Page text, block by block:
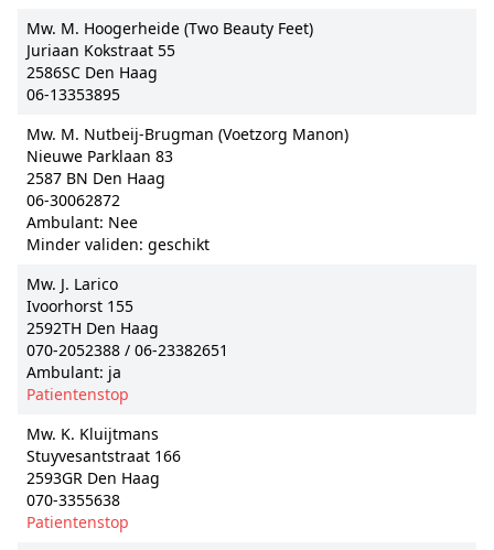
Mw. M. Hoogerheide (Two Beauty Feet)
Juriaan Kokstraat 55
2586SC Den Haag
06-13353895
Mw. M. Nutbeij-Brugman (Voetzorg Manon)
Nieuwe Parklaan 83
2587 BN Den Haag
06-30062872
Ambulant: Nee
Minder validen: geschikt
Mw. J. Larico
Ivoorhorst 155
2592TH Den Haag
070-2052388 / 06-23382651
Ambulant: ja
Patientenstop
Mw. K. Kluijtmans
Stuyvesantstraat 166
2593GR Den Haag
070-3355638
Patientenstop